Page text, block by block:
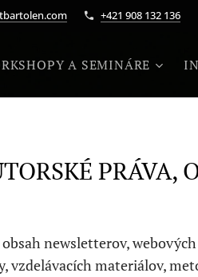
+421 908 132 136
A SEMINÁRE
PRÁVA,
newsletterov,
vzdelávacích materiálov,